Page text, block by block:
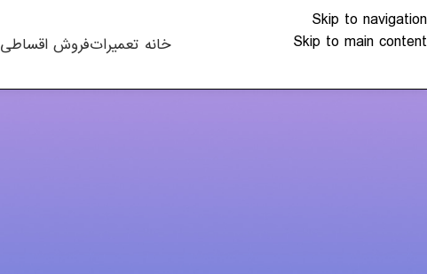
Skip to navigation
Skip to main content
خانه تعمیراتفروش اقساطی